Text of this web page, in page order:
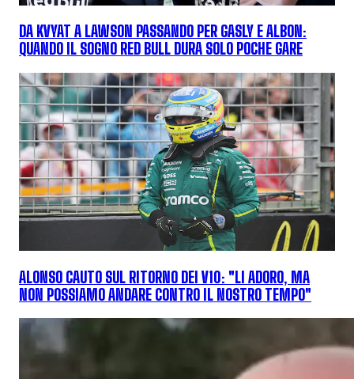
DA KVYAT A LAWSON PASSANDO PER GASLY E ALBON:
QUANDO IL SOGNO RED BULL DURA SOLO POCHE GARE
ALONSO CAUTO SUL RITORNO DEI V10: "LI ADORO, MA
NON POSSIAMO ANDARE CONTRO IL NOSTRO TEMPO"